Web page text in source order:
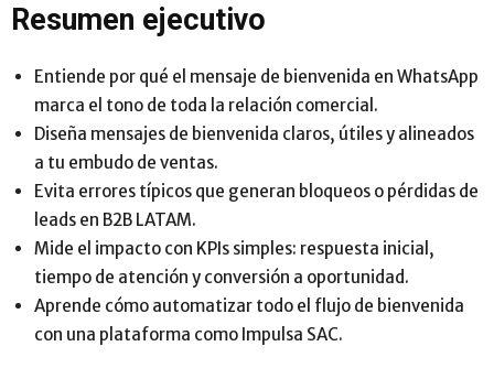
Resumen ejecutivo
Entiende por qué el mensaje de bienvenida en WhatsApp
marca el tono de toda la relación comercial.
Diseña mensajes de bienvenida claros, útiles y alineados
a tu embudo de ventas.
Evita errores típicos que generan bloqueos o pérdidas de
leads en B2B LATAM.
Mide el impacto con KPIs simples: respuesta inicial,
tiempo de atención y conversión a oportunidad.
Aprende cómo automatizar todo el flujo de bienvenida
con una plataforma como Impulsa SAC.